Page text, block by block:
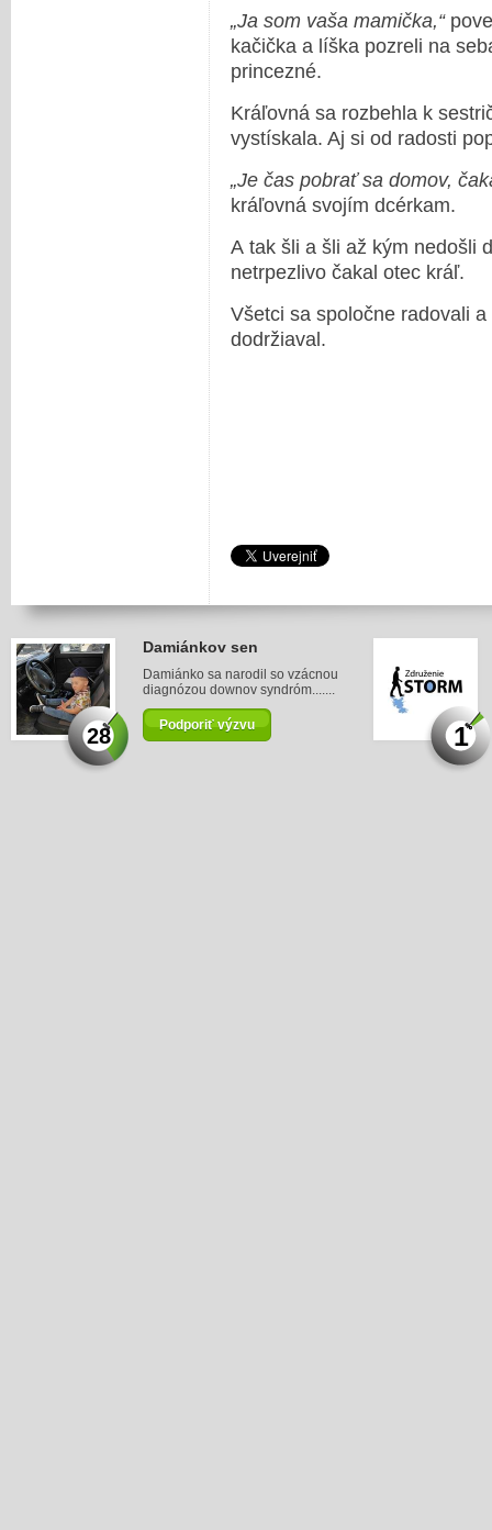
„Ja som vaša mamička,“
kačička a líška pozreli na
princezné.
Kráľovná sa rozbehla k
vystískala. Aj si od radosti
„Je čas pobrať sa domov,
kráľovná svojím dcérkam.
A tak šli a šli až kým nedošli
netrpezlivo čakal otec kráľ.
Všetci sa spoločne radovali
dodržiaval.
28
Damiánkov sen
Damiánko sa narodil so vzácnou
diagnózou downov syndróm.......
Podporiť výzvu 1